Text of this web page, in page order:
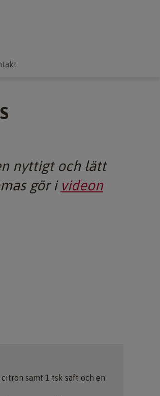
nyttigt och lätt
gör i videon
samt 1 tsk saft och en